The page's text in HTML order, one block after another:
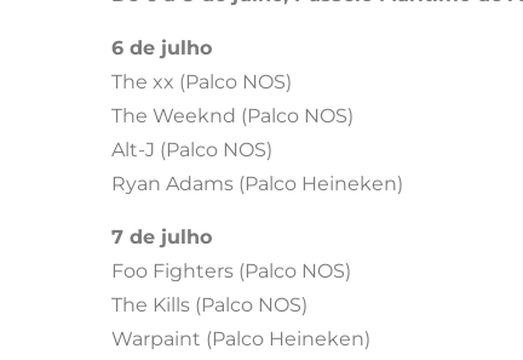
6 de julho
The xx (Palco NOS)
The Weeknd (Palco NOS)
Alt-J (Palco NOS)
Ryan Adams (Palco Heineken)
7 de julho
Foo Fighters (Palco NOS)
The Kills (Palco NOS)
Warpaint (Palco Heineken)